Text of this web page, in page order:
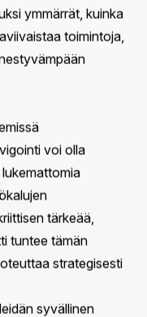
palveluilla
tuotteen
oman
vaikuttaa
toteuttamiseksi. Et
ympäri maailmaa
Kun
Shopify-konsultit
kasvun